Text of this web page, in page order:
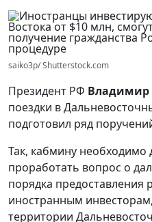
saiko3p/ Shutterstock.com
Президент РФ Владимир
поездки в
подготовил ряд
Так, кабмину необходимо
проработать вопрос о
порядка предоставления
иностранным
территории